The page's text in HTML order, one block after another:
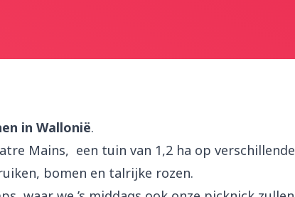
in Wallonië.
Mains, een tuin van 1,2 ha op verschillende
bomen en talrijke rozen.